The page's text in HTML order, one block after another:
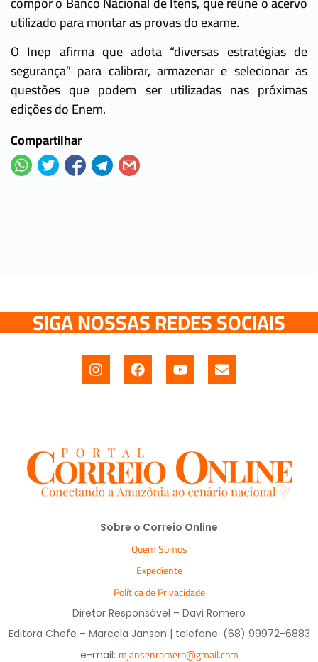
utilizado para montar as provas do exame.
O Inep afirma que adota “diversas estratégias de
segurança” para calibrar, armazenar e selecionar as
questões que podem ser utilizadas nas próximas
edições do Enem.
Compartilhar
SIGA NOSSAS REDES SOCIAIS
Sobre o Correio Online
Quem Somos
Expediente
Política de Privacidade
Diretor Responsável – Davi Romero
Editora Chefe – Marcela Jansen | telefone: (68) 99972-6883
e-mail: mjansenromero@gmail.com